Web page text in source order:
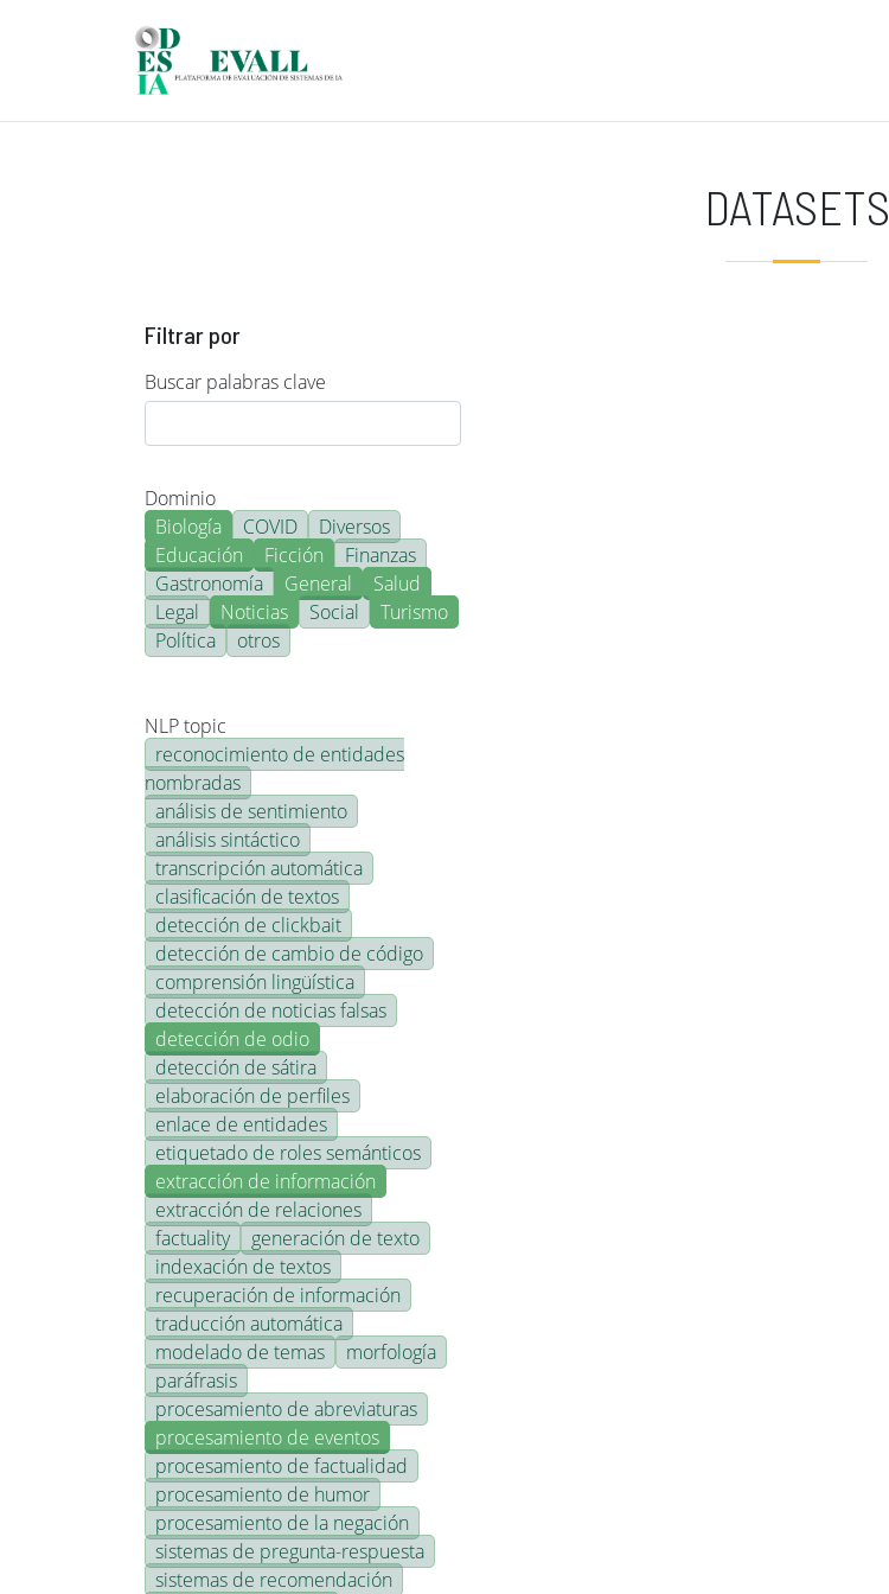
DATASETS
Filtrar por
Buscar palabras clave
Dominio
Biología
COVID
Diversos
Educación
Ficción
Finanzas
Gastronomía
General
Salud
Legal
Noticias Social
Turismo
Política
otros
NLP topic
reconocimiento de entidades
nombradas
análisis de sentimiento
análisis sintáctico
transcripción automática
clasificación de textos
detección de clickbait
detección de cambio de código
comprensión lingüística
detección de noticias falsas
detección de odio
detección de sátira
elaboración de perfiles
enlace de entidades
etiquetado de roles semánticos
extracción de información
extracción de relaciones
factuality
generación de texto
indexación de textos
recuperación de información
traducción automática
modelado de temas
morfología
paráfrasis
procesamiento de abreviaturas
procesamiento de eventos
procesamiento de factualidad
procesamiento de humor
procesamiento de la negación
sistemas de pregunta-respuesta
sistemas de recomendación